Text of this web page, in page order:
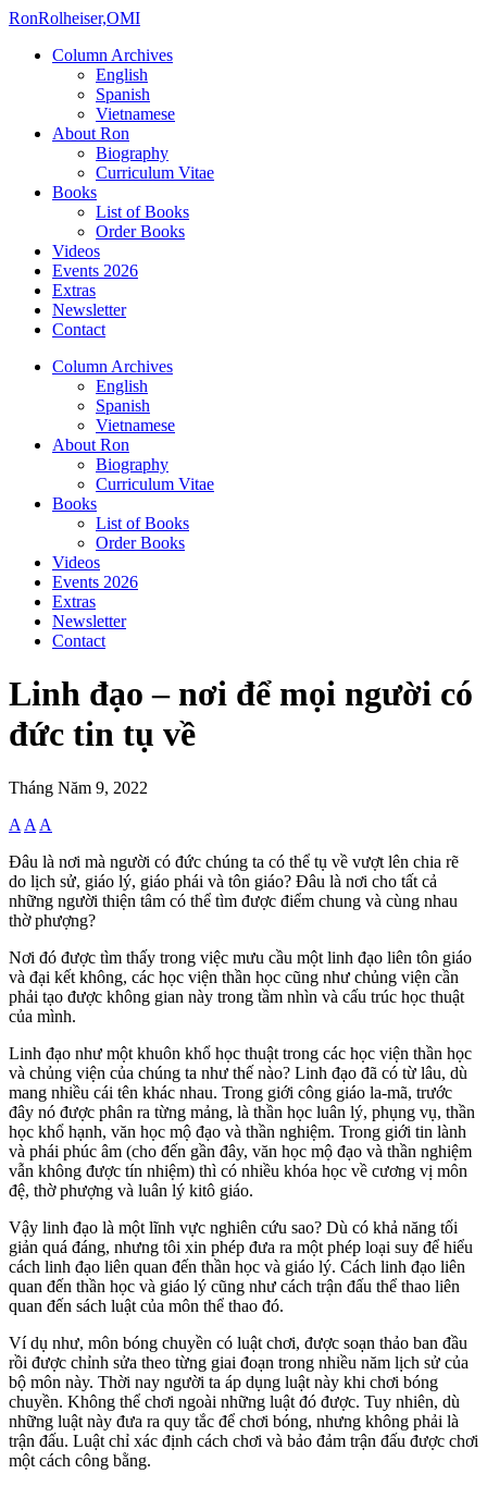
RonRolheiser,OMI
Column Archives
English
Spanish
Vietnamese
About Ron
Biography
Curriculum Vitae
Books
List of Books
Order Books
Videos
Events 2026
Extras
Newsletter
Contact
Column Archives
English
Spanish
Vietnamese
About Ron
Biography
Curriculum Vitae
Books
List of Books
Order Books
Videos
Events 2026
Extras
Newsletter
Contact
Linh đạo – nơi để mọi người có
đức tin tụ về
Tháng Năm 9, 2022
A A A
Đâu là nơi mà người có đức chúng ta có thể tụ về vượt lên chia rẽ
do lịch sử, giáo lý, giáo phái và tôn giáo? Đâu là nơi cho tất cả
những người thiện tâm có thể tìm được điểm chung và cùng nhau
thờ phượng?
Nơi đó được tìm thấy trong việc mưu cầu một linh đạo liên tôn giáo
và đại kết không, các học viện thần học cũng như chủng viện cần
phải tạo được không gian này trong tầm nhìn và cấu trúc học thuật
của mình.
Linh đạo như một khuôn khổ học thuật trong các học viện thần học
và chủng viện của chúng ta như thế nào? Linh đạo đã có từ lâu, dù
mang nhiều cái tên khác nhau. Trong giới công giáo la-mã, trước
đây nó được phân ra từng mảng, là thần học luân lý, phụng vụ, thần
học khổ hạnh, văn học mộ đạo và thần nghiệm. Trong giới tin lành
và phái phúc âm (cho đến gần đây, văn học mộ đạo và thần nghiệm
vẫn không được tín nhiệm) thì có nhiều khóa học về cương vị môn
đệ, thờ phượng và luân lý kitô giáo.
Vậy linh đạo là một lĩnh vực nghiên cứu sao? Dù có khả năng tối
giản quá đáng, nhưng tôi xin phép đưa ra một phép loại suy để hiểu
cách linh đạo liên quan đến thần học và giáo lý. Cách linh đạo liên
quan đến thần học và giáo lý cũng như cách trận đấu thể thao liên
quan đến sách luật của môn thể thao đó.
Ví dụ như, môn bóng chuyền có luật chơi, được soạn thảo ban đầu
rồi được chỉnh sửa theo từng giai đoạn trong nhiều năm lịch sử của
bộ môn này. Thời nay người ta áp dụng luật này khi chơi bóng
chuyền. Không thể chơi ngoài những luật đó được. Tuy nhiên, dù
những luật này đưa ra quy tắc để chơi bóng, nhưng không phải là
trận đấu. Luật chỉ xác định cách chơi và bảo đảm trận đấu được chơi
một cách công bằng.